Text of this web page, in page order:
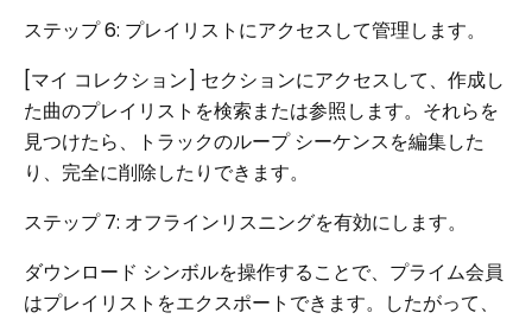
ステップ 6: プレイリストにアクセスして管理します。
[マイ コレクション] セクションにアクセスして、作成し
た曲のプレイリストを検索または参照します。それらを
見つけたら、トラックのループ シーケンスを編集した
り、完全に削除したりできます。
ステップ 7: オフラインリスニングを有効にします。
ダウンロード シンボルを操作することで、プライム会員
はプレイリストをエクスポートできます。したがって、